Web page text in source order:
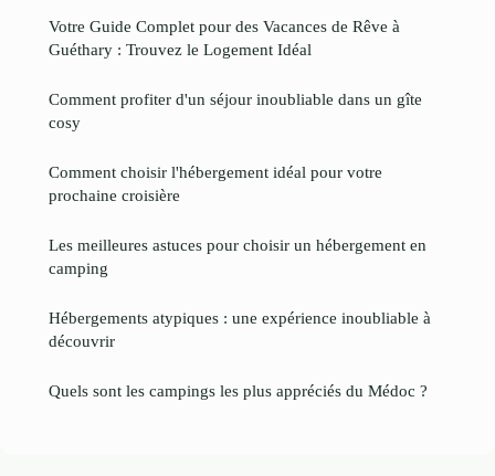
Votre Guide Complet pour des Vacances de Rêve à
Guéthary : Trouvez le Logement Idéal
Comment profiter d'un séjour inoubliable dans un gîte
cosy
Comment choisir l'hébergement idéal pour votre
prochaine croisière
Les meilleures astuces pour choisir un hébergement en
camping
Hébergements atypiques : une expérience inoubliable à
découvrir
Quels sont les campings les plus appréciés du Médoc ?